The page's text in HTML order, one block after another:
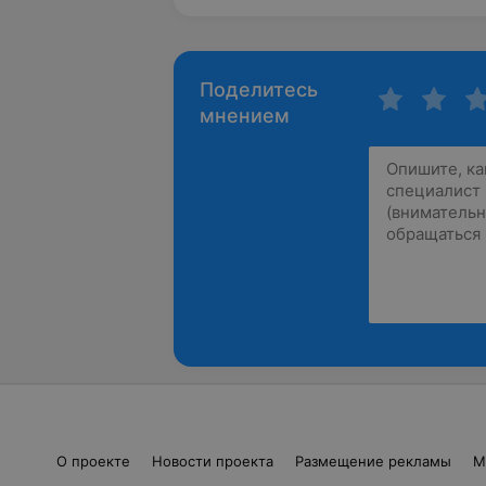
Поделитесь
мнением
О проекте Новости проекта Размещение рекламы